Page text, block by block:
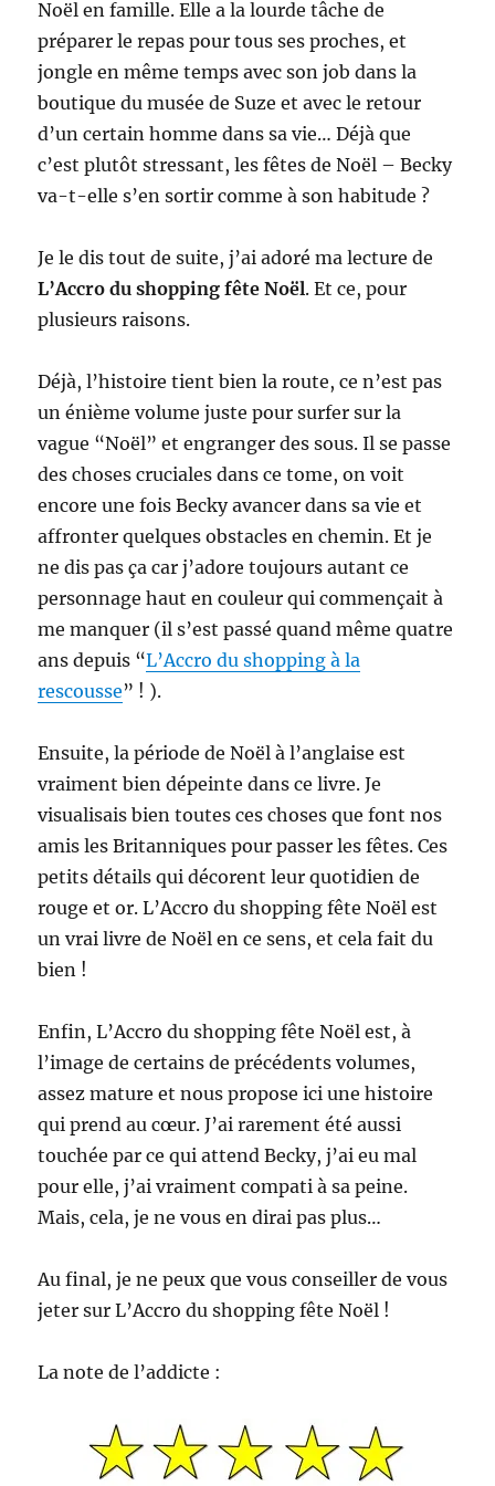
Noël en famille. Elle a la lourde tâche de
préparer le repas pour tous ses proches, et
jongle en même temps avec son job dans la
boutique du musée de Suze et avec le retour
d’un certain homme dans sa vie… Déjà que
c’est plutôt stressant, les fêtes de Noël – Becky
va-t-elle s’en sortir comme à son habitude ?
Je le dis tout de suite, j’ai adoré ma lecture de
L’Accro du shopping fête Noël. Et ce, pour
plusieurs raisons.
Déjà, l’histoire tient bien la route, ce n’est pas
un énième volume juste pour surfer sur la
vague “Noël” et engranger des sous. Il se passe
des choses cruciales dans ce tome, on voit
encore une fois Becky avancer dans sa vie et
affronter quelques obstacles en chemin. Et je
ne dis pas ça car j’adore toujours autant ce
personnage haut en couleur qui commençait à
me manquer (il s’est passé quand même quatre
ans depuis “L’Accro du shopping à la
rescousse” ! ).
Ensuite, la période de Noël à l’anglaise est
vraiment bien dépeinte dans ce livre. Je
visualisais bien toutes ces choses que font nos
amis les Britanniques pour passer les fêtes. Ces
petits détails qui décorent leur quotidien de
rouge et or. L’Accro du shopping fête Noël est
un vrai livre de Noël en ce sens, et cela fait du
bien !
Enfin, L’Accro du shopping fête Noël est, à
l’image de certains de précédents volumes,
assez mature et nous propose ici une histoire
qui prend au cœur. J’ai rarement été aussi
touchée par ce qui attend Becky, j’ai eu mal
pour elle, j’ai vraiment compati à sa peine.
Mais, cela, je ne vous en dirai pas plus…
Au final, je ne peux que vous conseiller de vous
jeter sur L’Accro du shopping fête Noël !
La note de l’addicte :